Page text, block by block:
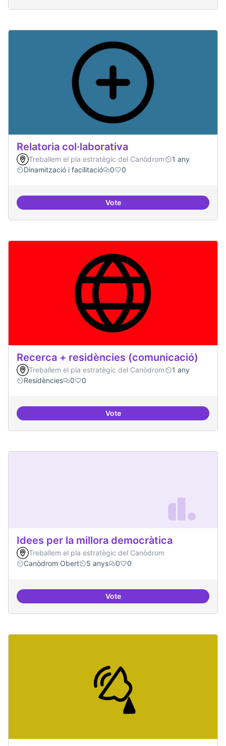
Relatoria col·laborativa
Treballem el pla estratègic del Canòdrom
1 any
Dinamització i facilitació
0 0
VoteRelatoria col·laborativa
Recerca + residències (comunicació)
Treballem el pla estratègic del Canòdrom
1 any
Residències
0 0
VoteRecerca + residències
Idees per la millora democràtica
Treballem el pla estratègic del Canòdrom
Canòdrom Obert
5 anys 0 0
VoteIdees per la millora democràtica